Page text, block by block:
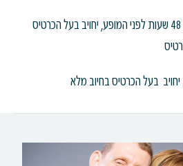
48 שעות לפני המופע, יחויב בעל הכרטיס